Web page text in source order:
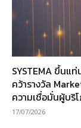
SYSTEMA ขึ้น
คว้ารางวัล
ความเชื่อมั่นผู้บริ
17/07/2026